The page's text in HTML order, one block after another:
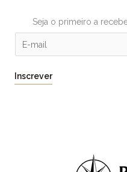
Seja o primeiro a
m
a
i
Inscrever